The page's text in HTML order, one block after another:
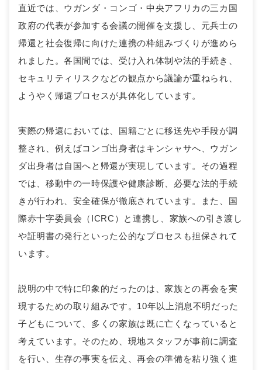
直近では、ウガンダ・コンゴ・中央アフリカの三カ国
政府の代表が参加する会議の開催を支援し、元兵士の
帰還と社会復帰に向けた連携の枠組みづくりが進めら
れました。各国間では、受け入れ体制や法的手続き、
セキュリティリスクなどの観点から議論が重ねられ、
ようやく帰還プロセスが具体化しています。
実際の帰還においては、国籍ごとに移送先や手段が調
整され、例えばコンゴ出身者はキンシャサへ、ウガン
ダ出身者は自国へと帰還が実現しています。その過程
では、移動中の一時保護や健康診断、必要な法的手続
きが行われ、安全確保が徹底されています。また、国
際赤十字委員会（ICRC）と連携し、家族への引き渡し
や証明書の発行といった公的なプロセスも担保されて
います。
説明の中で特に印象的だったのは、家族との再会を実
現するための取り組みです。10年以上消息不明だった
子どもについて、多くの家族は既に亡くなっていると
考えています。そのため、現地スタッフが事前に調査
を行い、生存の事実を伝え、再会の準備を粘り強く進